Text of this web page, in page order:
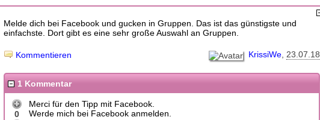
Melde dich bei Facebook und gucken in Gruppen. Das ist das günstigste und
einfachste. Dort gibt es eine sehr große Auswahl an Gruppen.
KrissiWe 23.07.18
Kommentieren
1 Kommentar
0
Merci für den Tipp mit Facebook.
Werde mich bei Facebook anmelden.